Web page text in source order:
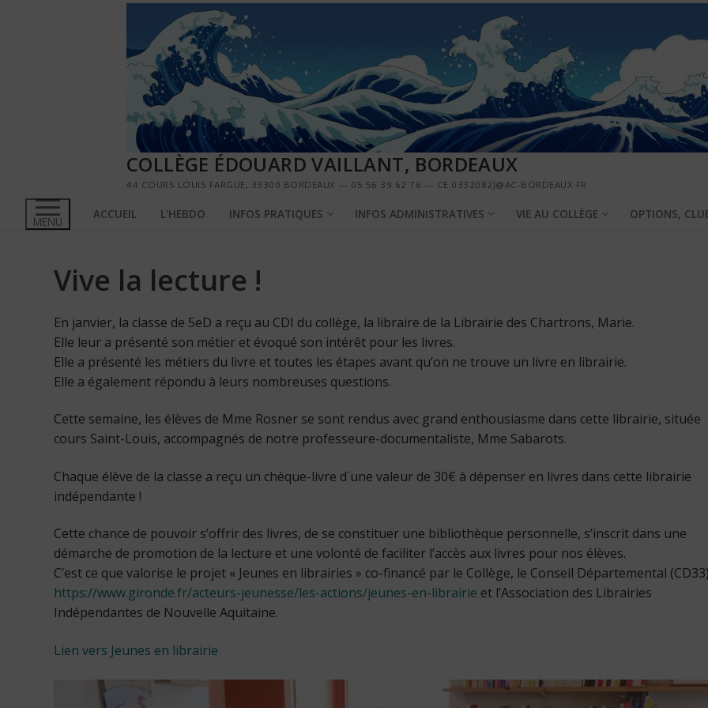
COLLÈGE ÉDOUARD VAILLANT, BORDEAUX
44 COURS LOUIS FARGUE, 33300 BORDEAUX — 05 56 39 62 76 — CE.0332082J@AC-BORDEAUX.FR
MENU ACCUEIL L’HEBDO INFOS PRATIQUES INFOS ADMINISTRATIVES VIE AU COLLÈGE OPTIONS,
Vive la lecture !
En janvier, la classe de 5eD a reçu au CDI du collège, la libraire de la Librairie des Chartrons, Marie.
Elle leur a présenté son métier et évoqué son intérêt pour les livres.
Elle a présenté les métiers du livre et toutes les étapes avant qu’on ne trouve un livre en librairie.
Elle a également répondu à leurs nombreuses questions.
Cette semaine, les élèves de Mme Rosner se sont rendus avec grand enthousiasme dans cette librairie, située
cours Saint-Louis, accompagnés de notre professeure-documentaliste, Mme Sabarots.
Chaque élève de la classe a reçu un chèque-livre d´une valeur de 30€ à dépenser en livres dans cette librairie
indépendante !
Cette chance de pouvoir s’offrir des livres, de se constituer une bibliothèque personnelle, s’inscrit dans une
démarche de promotion de la lecture et une volonté de faciliter l’accès aux livres pour nos élèves.
C’est ce que valorise le projet « Jeunes en librairies » co-financé par le Collège, le Conseil Départemental
https://www.gironde.fr/acteurs-jeunesse/les-actions/jeunes-en-librairie et l’Association des Librairies
Indépendantes de Nouvelle Aquitaine.
Lien vers Jeunes en librairie